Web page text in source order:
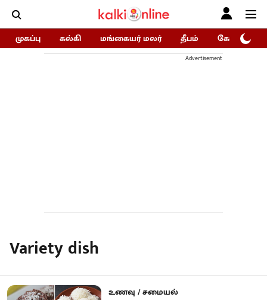
முகப்பு கல்கி மங்கையர் மலர் தீபம் கோகுலம்/
Advertisement
Variety dish
உணவு / சமையல்